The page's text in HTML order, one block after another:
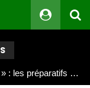
Joy Clerf Derisier, sur les traces de son père : évangéliser par la musique